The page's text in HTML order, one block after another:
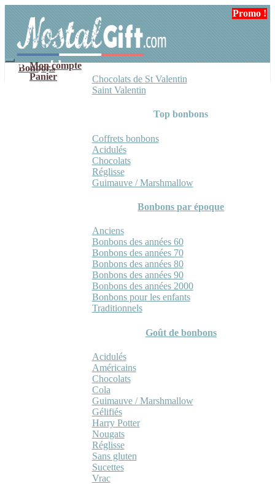
navigation
contenu
Mon compte
Panier
Bonbons
Chocolats de St Valentin
Saint Valentin
Top bonbons
Coffrets bonbons
Acidulés
Chocolats
Réglisse
Guimauve / Marshmallow
Bonbons par époque
Anciens
Bonbons des années 60
Bonbons des années 70
Bonbons des années 80
Bonbons des années 90
Bonbons des années 2000
Bonbons pour les enfants
Traditionnels
Goût de bonbons
Acidulés
Américains
Chocolats
Cola
Guimauve / Marshmallow
Gélifiés
Harry Potter
Nougats
Réglisse
Sans gluten
Sucettes
Vrac
Promo !
Promo !
Promo !